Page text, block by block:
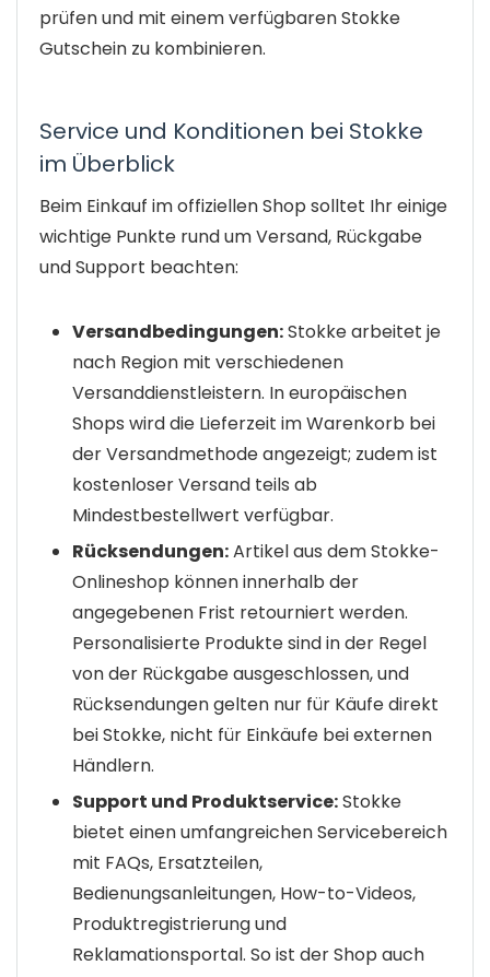
prüfen und mit einem verfügbaren Stokke
Gutschein zu kombinieren.
Service und Konditionen bei Stokke
im Überblick
Beim Einkauf im offiziellen Shop solltet Ihr einige
wichtige Punkte rund um Versand, Rückgabe
und Support beachten:
Versandbedingungen:Stokke arbeitet je
nach Region mit verschiedenen
Versanddienstleistern. In europäischen
Shops wird die Lieferzeit im Warenkorb bei
der Versandmethode angezeigt; zudem ist
kostenloser Versand teils ab
Mindestbestellwert verfügbar.
Rücksendungen:Artikel aus dem Stokke-
Onlineshop können innerhalb der
angegebenen Frist retourniert werden.
Personalisierte Produkte sind in der Regel
von der Rückgabe ausgeschlossen, und
Rücksendungen gelten nur für Käufe direkt
bei Stokke, nicht für Einkäufe bei externen
Händlern.
Support und Produktservice:Stokke
bietet einen umfangreichen Servicebereich
mit FAQs, Ersatzteilen,
Bedienungsanleitungen, How-to-Videos,
Produktregistrierung und
Reklamationsportal. So ist der Shop auch